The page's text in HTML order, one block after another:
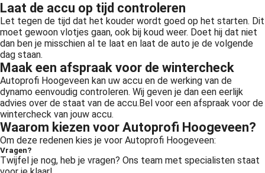
Laat de accu op tijd controleren
Let tegen de tijd dat het kouder wordt goed op het starten. Dit
moet gewoon vlotjes gaan, ook bij koud weer. Doet hij dat niet
dan ben je misschien al te laat en laat de auto je de volgende
dag staan.
Maak een afspraak voor de wintercheck
Autoprofi Hoogeveen kan uw accu en de werking van de
dynamo eenvoudig controleren. Wij geven je dan een eerlijk
advies over de staat van de accu.Bel voor een afspraak voor de
wintercheck van jouw accu.
Waarom kiezen voor Autoprofi Hoogeveen?
Om deze redenen kies je voor Autoprofi Hoogeveen:
Vragen?
Twijfel je nog, heb je vragen? Ons team met specialisten staat